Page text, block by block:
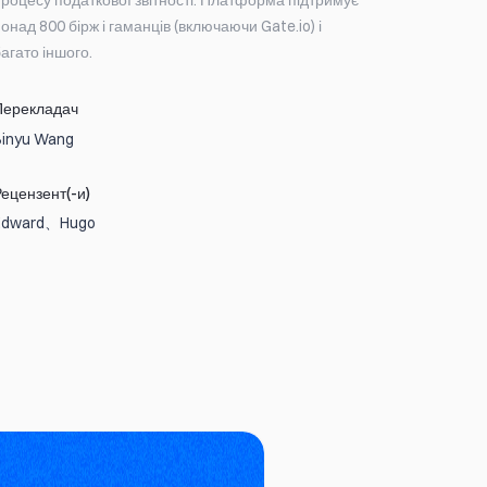
800 бірж і гаманців (включаючи Gate.io) і
іншого.
Wang
и)
、Hugo